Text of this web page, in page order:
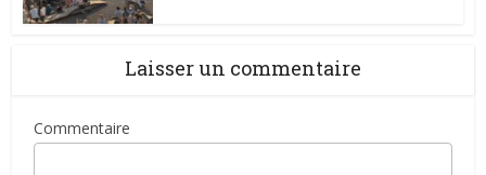
Laisser un commentaire
Commentaire